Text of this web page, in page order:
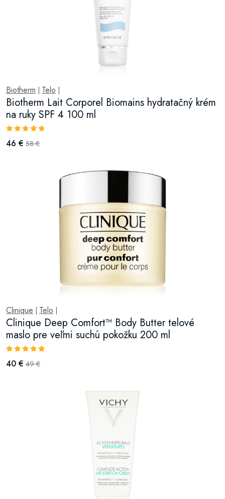
Biotherm Telo
Biotherm Lait Corporel Biomains hydratačný krém
na ruky SPF 4 100 ml
46 € 58 €
Clinique Telo
Clinique Deep Comfort™ Body Butter telové
maslo pre veľmi suchú pokožku 200 ml
40 € 49 €